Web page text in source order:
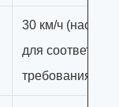
30 км/ч
для
требованиям)